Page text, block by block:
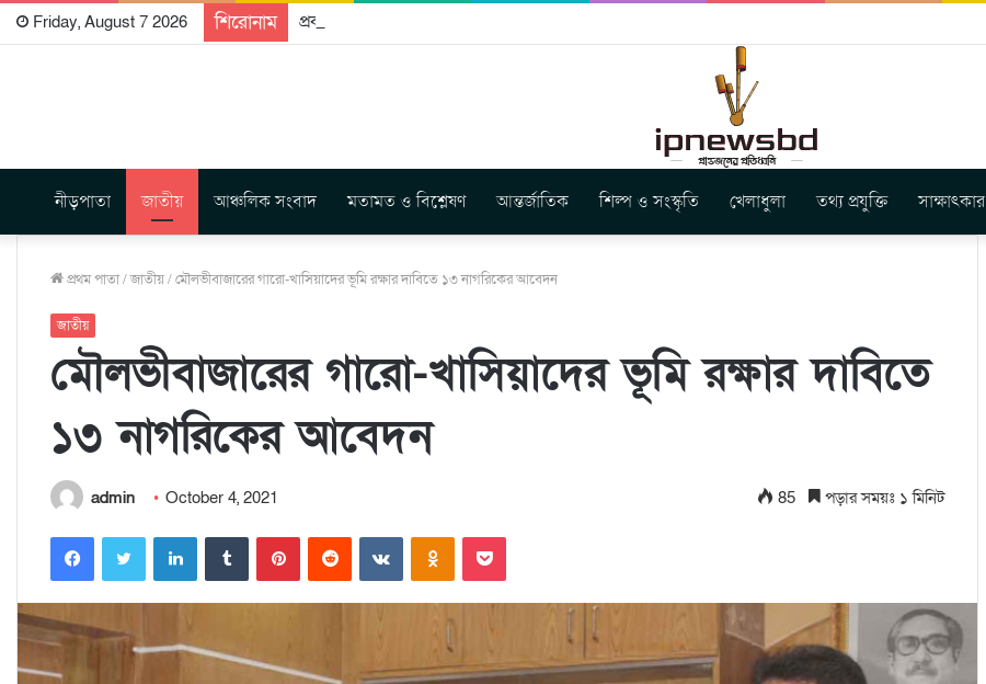
Friday, August 7 2026 শিরোনাম প্রকাশিত হতে যাচ্ছে দি রাবুগার নতুন গান ‘Baljanggi’
নীড়পাতা জাতীয় আঞ্চলিক সংবাদ মতামত ও বিশ্লেষণ আন্তর্জাতিক শিল্প ও সংস্কৃতি খেলাধুলা তথ্য প্রযুক্তি সাক্ষাৎকার
প্রথম পাতা/জাতীয়/মৌলভীবাজারের গারো-খাসিয়াদের ভূমি রক্ষার দাবিতে ১৩ নাগরিকের আবেদন
জাতীয়
মৌলভীবাজারের গারো-খাসিয়াদের ভূমি রক্ষার দাবিতে
১৩ নাগরিকের আবেদন
admin October 4, 2021 85 পড়ার সময়ঃ ১ মিনিট